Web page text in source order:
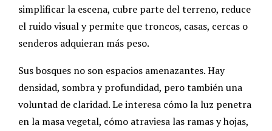
simplificar la escena, cubre parte del terreno, reduce
el ruido visual y permite que troncos, casas, cercas o
senderos adquieran más peso.
Sus bosques no son espacios amenazantes. Hay
densidad, sombra y profundidad, pero también una
voluntad de claridad. Le interesa cómo la luz penetra
en la masa vegetal, cómo atraviesa las ramas y hojas,